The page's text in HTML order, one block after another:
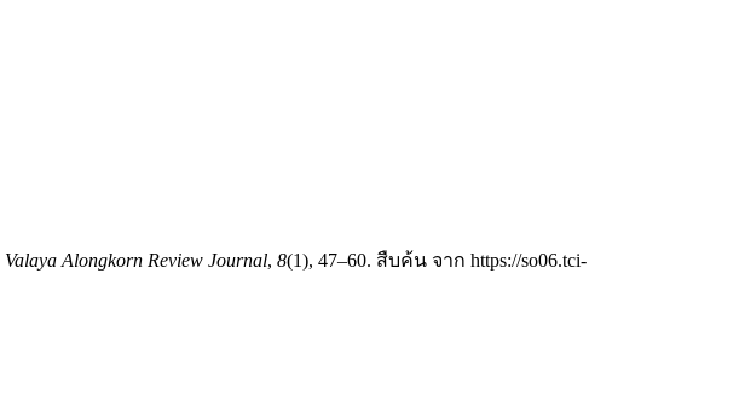
Valaya Alongkorn Review Journal, 8(1), 47–60. สืบค้น จาก https://so06.tci-